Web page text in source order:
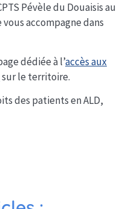
Pévèle du Douaisis au
accompagne dans
dédiée à l’accès aux
sur le territoire.
des patients en ALD,